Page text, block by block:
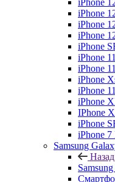
iPhone
iPhone
iPhone
iPhone
iPhone
iPhone 11
iPhone
iPhone
iPhone
iPhone
IPhone
iPhone
iPhone 7
Samsung
Назад